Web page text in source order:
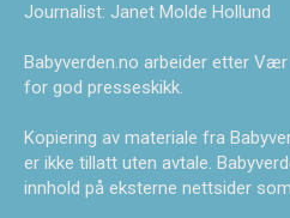
Journalist: Janet Molde Hollund
Babyverden.no arbeider etter
for god presseskikk.
Kopiering av materiale fra
er ikke tillatt uten avtale.
innhold på eksterne nettsider